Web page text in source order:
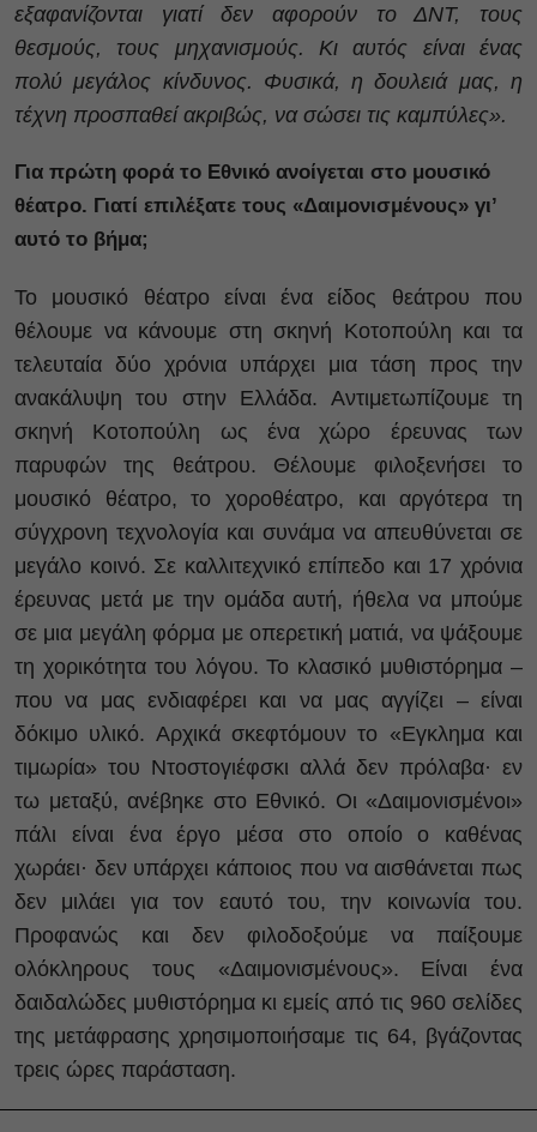
εξαφανίζονται γιατί δεν αφορούν το ΔΝΤ, τους
θεσμούς, τους μηχανισμούς. Κι αυτός είναι ένας
πολύ μεγάλος κίνδυνος. Φυσικά, η δουλειά μας, η
τέχνη προσπαθεί ακριβώς, να σώσει τις καμπύλες».
Για πρώτη φορά το Εθνικό ανοίγεται στο μουσικό
θέατρο. Γιατί επιλέξατε τους «Δαιμονισμένους» γι’
αυτό το βήμα;
Το μουσικό θέατρο είναι ένα είδος θεάτρου που
θέλουμε να κάνουμε στη σκηνή Κοτοπούλη και τα
τελευταία δύο χρόνια υπάρχει μια τάση προς την
ανακάλυψη του στην Ελλάδα. Αντιμετωπίζουμε τη
σκηνή Κοτοπούλη ως ένα χώρο έρευνας των
παρυφών της θεάτρου. Θέλουμε φιλοξενήσει το
μουσικό θέατρο, το χοροθέατρο, και αργότερα τη
σύγχρονη τεχνολογία και συνάμα να απευθύνεται σε
μεγάλο κοινό. Σε καλλιτεχνικό επίπεδο και 17 χρόνια
έρευνας μετά με την ομάδα αυτή, ήθελα να μπούμε
σε μια μεγάλη φόρμα με οπερετική ματιά, να ψάξουμε
τη χορικότητα του λόγου. Το κλασικό μυθιστόρημα –
που να μας ενδιαφέρει και να μας αγγίζει – είναι
δόκιμο υλικό. Αρχικά σκεφτόμουν το «Εγκλημα και
τιμωρία» του Ντοστογιέφσκι αλλά δεν πρόλαβα· εν
τω μεταξύ, ανέβηκε στο Εθνικό. Οι «Δαιμονισμένοι»
πάλι είναι ένα έργο μέσα στο οποίο ο καθένας
χωράει· δεν υπάρχει κάποιος που να αισθάνεται πως
δεν μιλάει για τον εαυτό του, την κοινωνία του.
Προφανώς και δεν φιλοδοξούμε να παίξουμε
ολόκληρους τους «Δαιμονισμένους». Είναι ένα
δαιδαλώδες μυθιστόρημα κι εμείς από τις 960 σελίδες
της μετάφρασης χρησιμοποιήσαμε τις 64, βγάζοντας
τρεις ώρες παράσταση.